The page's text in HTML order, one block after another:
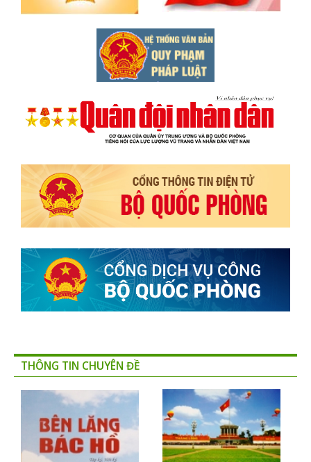
THÔNG TIN CHUYÊN ĐỀ